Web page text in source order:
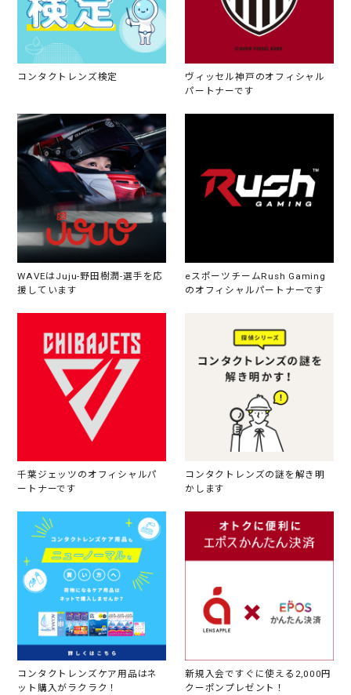
コンタクトレンズ検定
ヴィッセル神戸のオフィシャル
パートナーです
WAVEはJuju-野田樹潤-選手を応
援しています
eスポーツチームRush Gaming
のオフィシャルパートナーです
千葉ジェッツのオフィシャルパ
ートナーです
コンタクトレンズの謎を解き明
かします
コンタクトレンズケア用品はネ
ット購入がラクラク！
新規入会ですぐに使える2,000円
クーポンプレゼント！